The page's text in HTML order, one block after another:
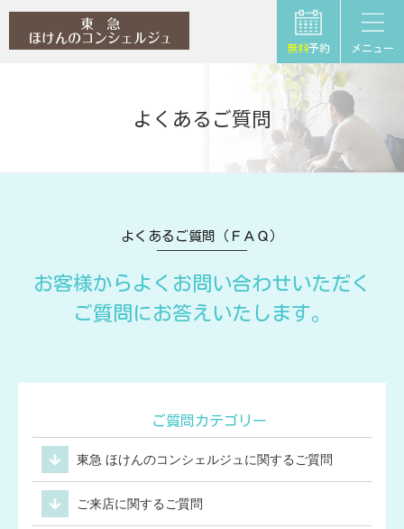
メニュー
無料予約
よくあるご質問
よくあるご質問（ＦＡＱ）
お客様からよくお問い合わせいただく
ご質問にお答えいたします。
ご質問カテゴリー
東急 ほけんのコンシェルジュに関するご質問
ご来店に関するご質問